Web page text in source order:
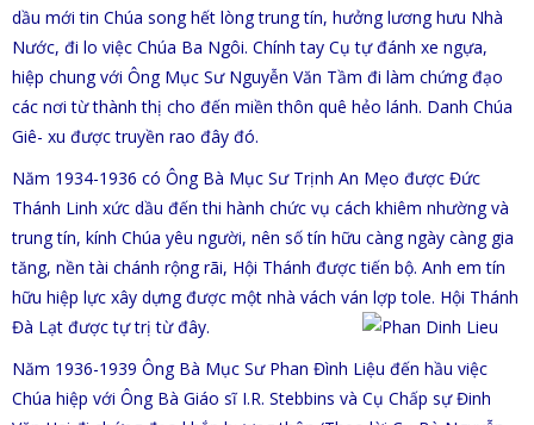
dầu mới tin Chúa song hết lòng trung tín, hưởng lương hưu Nhà
Nước, đi lo việc Chúa Ba Ngôi. Chính tay Cụ tự đánh xe ngựa,
hiệp chung với Ông Mục Sư Nguyễn Văn Tầm đi làm chứng đạo
các nơi từ thành thị cho đến miền thôn quê hẻo lánh. Danh Chúa
Giê- xu được truyền rao đây đó.
Năm 1934-1936 có Ông Bà Mục Sư Trịnh An Mẹo được Đức
Thánh Linh xức dầu đến thi hành chức vụ cách khiêm nhường và
trung tín, kính Chúa yêu người, nên số tín hữu càng ngày càng gia
tăng, nền tài chánh rộng rãi, Hội Thánh được tiến bộ. Anh em tín
hữu hiệp lực xây dựng được một nhà vách ván lợp tole. Hội Thánh
Đà Lạt được tự trị từ đây.
Năm 1936-1939 Ông Bà Mục Sư Phan Đình Liệu đến hầu việc
Chúa hiệp với Ông Bà Giáo sĩ I.R. Stebbins và Cụ Chấp sự Đinh